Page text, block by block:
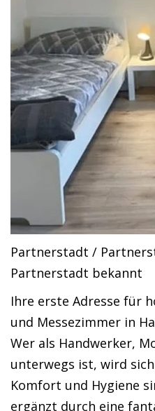
Partnerstadt /
Partnerstadt bekannt
Ihre erste Adresse für
und Messezimmer in
Wer als Handwerker,
unterwegs ist, wird
Komfort und Hygiene
ergänzt durch eine